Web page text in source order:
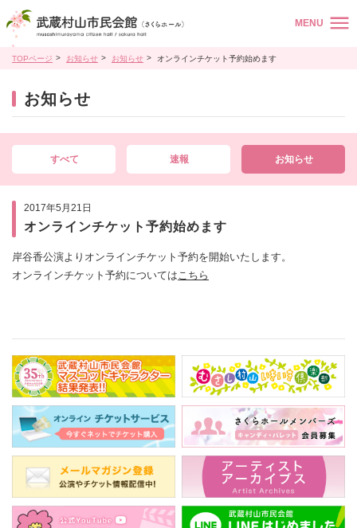
MENU
TOPページ お知らせ お知らせ オンラインチケット予約始めます
お知らせ
すべて 速報 お知らせ
2017年5月21日
オンラインチケット予約始めます
岸谷香公演よりオンラインチケット予約を開始いたします。
オンラインチケット予約についてはこちら